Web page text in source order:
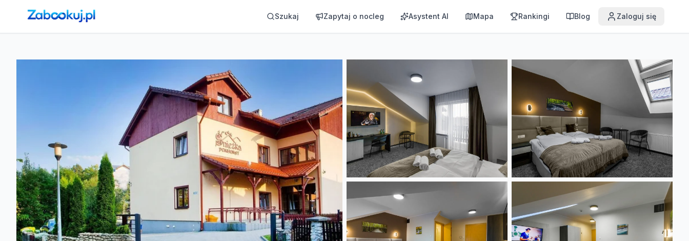
Strona główna ›Noclegi Szukaj Zapytaj o nocleg Asystent AI Mapa Rankingi Blog Zaloguj się